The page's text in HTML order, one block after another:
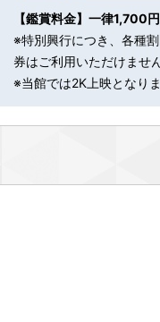
【鑑賞料金】一律1,700円
※特別興行につき、各種
券はご利用いただけません
※当館では2K上映となりま